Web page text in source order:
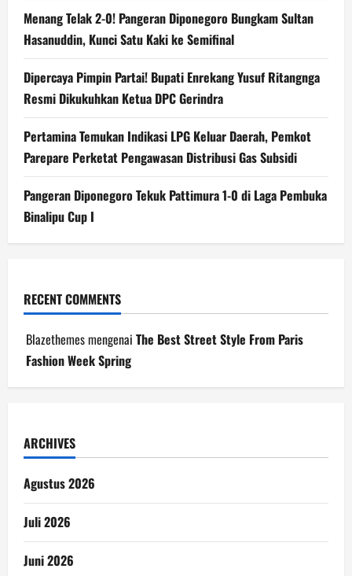
Menang Telak 2-0! Pangeran Diponegoro Bungkam Sultan
Hasanuddin, Kunci Satu Kaki ke Semifinal
Dipercaya Pimpin Partai! Bupati Enrekang Yusuf Ritangnga
Resmi Dikukuhkan Ketua DPC Gerindra
Pertamina Temukan Indikasi LPG Keluar Daerah, Pemkot
Parepare Perketat Pengawasan Distribusi Gas Subsidi
Pangeran Diponegoro Tekuk Pattimura 1-0 di Laga Pembuka
Binalipu Cup I
RECENT COMMENTS
Blazethemesmengenai The Best Street Style From Paris
Fashion Week Spring
ARCHIVES
Agustus 2026
Juli 2026
Juni 2026